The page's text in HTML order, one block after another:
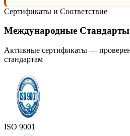
Сертификаты и Соответствие
Международные Стандарты
Активные сертификаты —
стандартам
ISO 9001